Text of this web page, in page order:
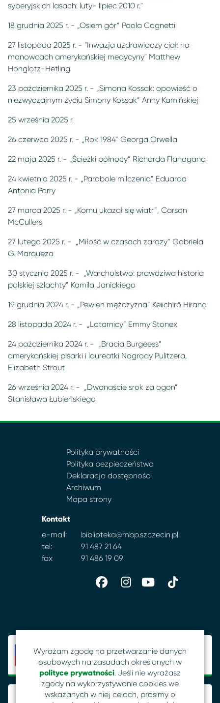
syberyjskich lasach: luty- lipiec 2010 r."
18 grudnia 2025 r. - „Osiem gór” Paola Cognetti
27 listopada 2025 r. - "Inwazja uzdrawiaczy ciał: na
manowcach amerykańskiej medycyny" Matthew
Honglotz-Hetling
23 października 2025 r. - „Simona Kossak: opowieść o
niezwyczajnym życiu Simony Kossak” Anny Kamińskiej
25 września 2025 r.
26 czerwca 2025 r. - „Rok 1984” Georga Orwella
22 maja 2025 r. - „Ścieżki północy” Richarda Flanagana
24 kwietnia 2025 r. - „Parabole milczenia” Eduarda
Antonia Parry
27 marca 2025 r. - „Komu ukazał się wiatr”, Carson
McCullers
27 lutego 2025 r. - „Miłość w czasach zarazy” Gabriela
G. Marqueza
30 stycznia 2025 r. - „Warcholstwo: prawdziwa historia
polskiej szlachty” Kamila Janickiego
19 grudnia 2024 r. - „Pewien mężczyzna” Keiichirō Hirano
28 listopada 2024 r. - „Latarnicy” Emmy Stonex
24 października 2024 r. - „Bracia Burgeess”
amerykańskiej pisarki i laureatki Nagrody Pulitzera,
Elizabeth Strout
26 września 2024 r. - „Dwanaście srok za ogon”
Stanisława Łubieńskiego
Polityka prywatności
Polityka bezpieczeństwa
Deklaracja dostępności
Archiwum
Mapa strony
Kontakt
e-mail:
biblioteka@mbp.szczecin.pl
tel:
91 487 21 64
fax
91 486 19 09
Wyrażam zgodę na przetwarzanie danych
osobowych na zasadach określonych w
polityce prywatności. Jeśli nie wyrażasz
zgody na wykorzystywanie cookies we
wskazanych w niej celach, prosimy o